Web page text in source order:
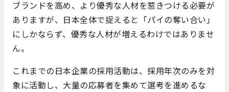
ブランドを高め、より優秀な人材を惹きつける必要が
ありますが、日本全体で捉えると「パイの奪い合い」
にしかならず、優秀な人材が増えるわけではありませ
ん。
これまでの日本企業の採用活動は、採用年次のみを対
象に活動し、大量の応募者を集めて選考を進めるな